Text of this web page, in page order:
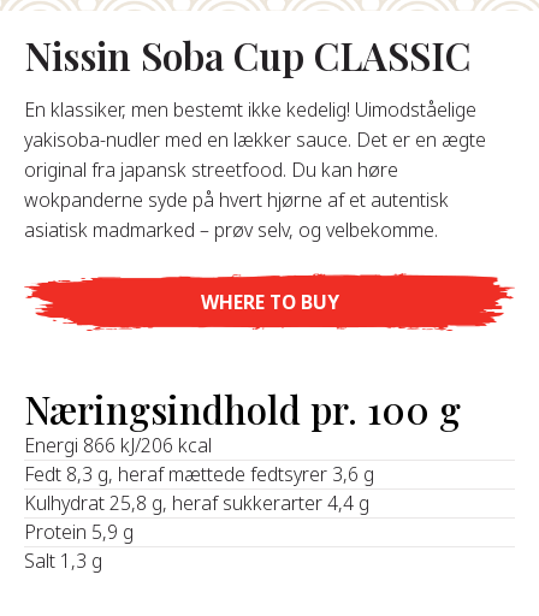
Om Os
Grundlægger
Historie
Værdier
Ofte
Stillede
Nissin Soba Cup CLASSIC
En klassiker, men bestemt ikke kedelig! Uimodståelige
yakisoba-nudler med en lækker sauce. Det er en ægte
original fra japansk streetfood. Du kan høre
wokpanderne syde på hvert hjørne af et autentisk
asiatisk madmarked – prøv selv, og velbekomme.
WHERE TO BUY
Næringsindhold pr. 100 g
Energi 866 kJ/206 kcal
Fedt 8,3 g, heraf mættede fedtsyrer 3,6 g
Kulhydrat 25,8 g, heraf sukkerarter 4,4 g
Protein 5,9 g
Salt 1,3 g